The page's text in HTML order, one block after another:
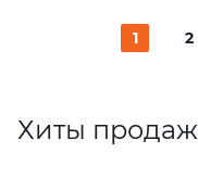
1 2
Хиты продаж